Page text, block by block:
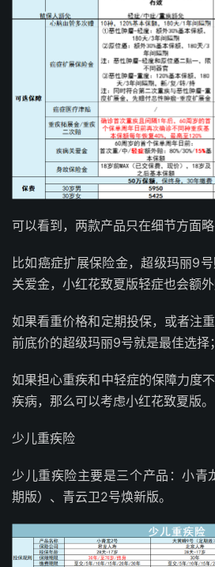
可以看到，两款产品只在细节方面略
比如癌症扩展保险金，超级玛丽9
关爱金，小红花致夏版轻症也会额外
如果看重价格和定期投保，或者注
前底价的超级玛丽9号就是最佳选择；
如果担心重疾和中轻症的保障力度
疾病，那么可以考虑小红花致夏版。
少儿重疾险
少儿重疾险主要是三个产品：小青
期版）、青云卫2号焕新版。